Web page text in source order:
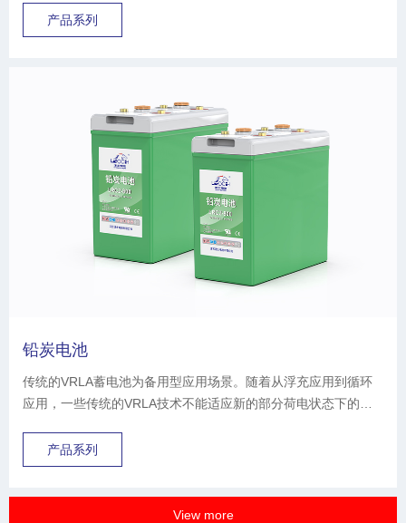
适应范围太宽、使用寿命更长的阀控铅酸蓄电池对通信节能减排
意义重大。
产品系列
铅炭电池
传统的VRLA蓄电池为备用型应用场景。随着从浮充应用到循环
应用，一些传统的VRLA技术不能适应新的部分荷电状态下的循
发的新电池，具有出色的PSOC循环性能，满足新能源、储能、
不稳定电网等新兴领域的要求。
产品系列
View more